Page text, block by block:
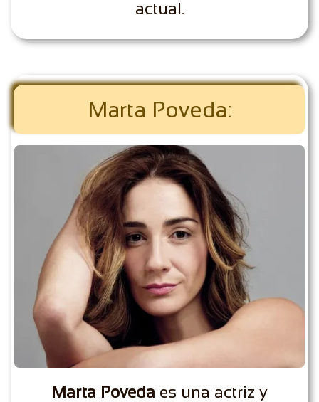
actual.
Marta Poveda:
Marta Poveda es una actriz y